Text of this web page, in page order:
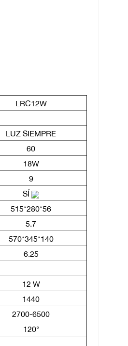
LRC12W
LUZ SIEMPRE
60
18W
9
SÍ
515*280*56
5.7
570*345*140
6.25
12 W
1440
2700-6500
120°